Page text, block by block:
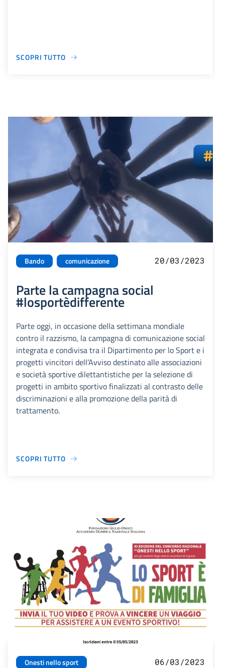
SCOPRI TUTTO
Bando comunicazione 20/03/2023
Parte la campagna social
#losportèdifferente
Parte oggi, in occasione della settimana mondiale
contro il razzismo, la campagna di comunicazione social
integrata e condivisa tra il Dipartimento per lo Sport e i
progetti vincitori dell’Avviso destinato alle associazioni
e società sportive dilettantistiche per la selezione di
progetti in ambito sportivo finalizzati al contrasto delle
discriminazioni e alla promozione della parità di
trattamento.
SCOPRI TUTTO
Onesti nello sport 06/03/2023